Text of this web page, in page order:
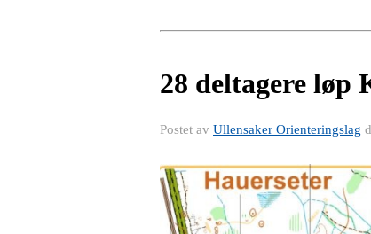
28 deltagere løp
Postet av Ullensaker Orienteringslag